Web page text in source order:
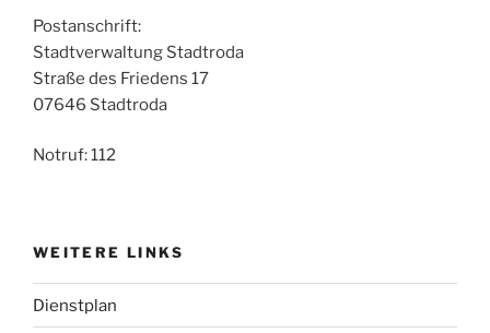
Postanschrift:
Stadtverwaltung Stadtroda
Straße des Friedens 17
07646 Stadtroda
Notruf: 112
WEITERE LINKS
Dienstplan